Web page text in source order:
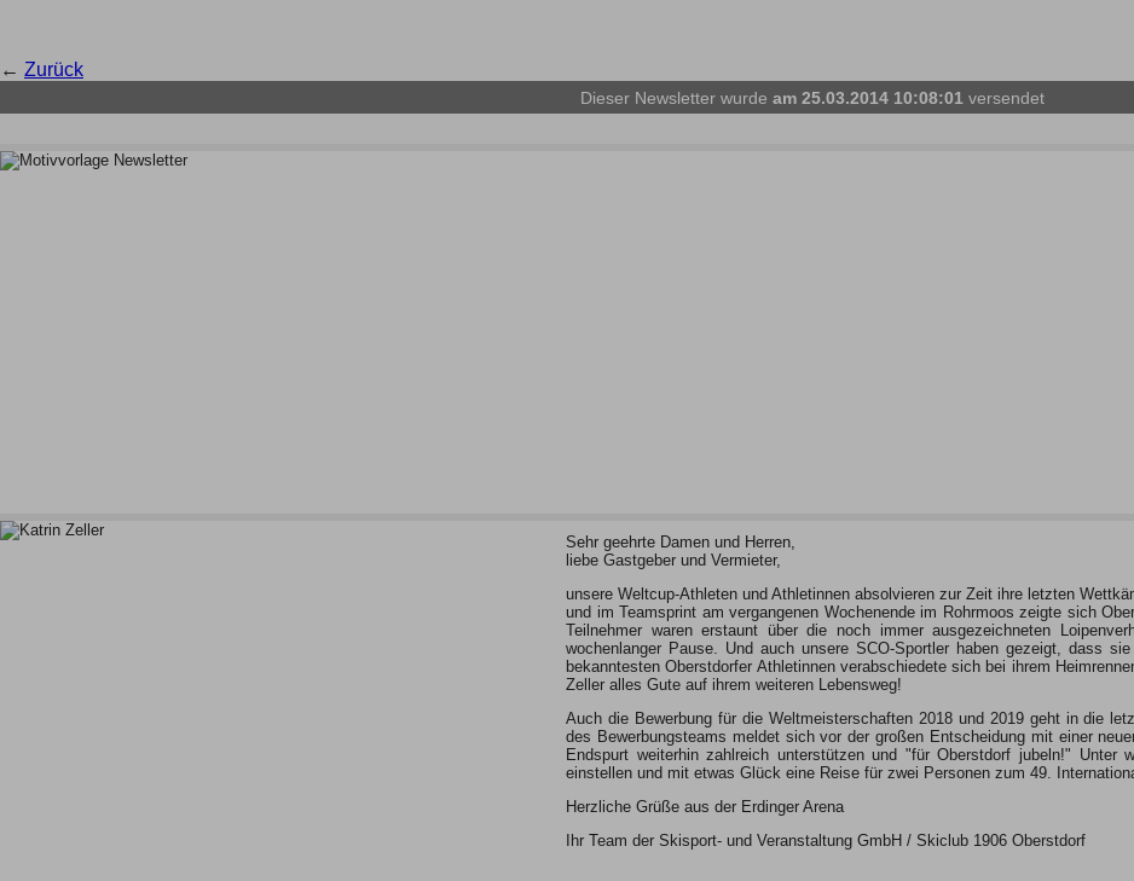
← Zurück
Dieser Newsletter wurde am 25.03.2014 10:08:01 versendet
Sehr geehrte Damen und Herren,
liebe Gastgeber und Vermieter,
unsere Weltcup-Athleten und Athletinnen absolvieren zur Zeit ihre letzten
und im Teamsprint am vergangenen Wochenende im Rohrmoos zeigte sich
Teilnehmer waren erstaunt über die noch immer ausgezeichneten
wochenlanger Pause. Und auch unsere SCO-Sportler haben gezeigt, dass
bekanntesten Oberstdorfer Athletinnen verabschiedete sich bei ihrem
Zeller alles Gute auf ihrem weiteren Lebensweg!
Auch die Bewerbung für die Weltmeisterschaften 2018 und 2019 geht in die
des Bewerbungsteams meldet sich vor der großen Entscheidung mit einer
Endspurt weiterhin zahlreich unterstützen und "für Oberstdorf jubeln!" Unter
einstellen und mit etwas Glück eine Reise für zwei Personen zum 49.
Herzliche Grüße aus der Erdinger Arena
Ihr Team der Skisport- und Veranstaltung GmbH / Skiclub 1906 Oberstdorf